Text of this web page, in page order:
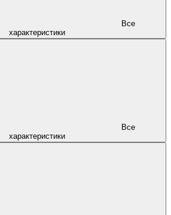
характеристики
характеристики